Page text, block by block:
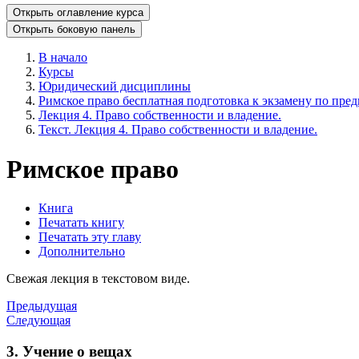
Открыть оглавление курса
Открыть боковую панель
В начало
Курсы
Юридический дисциплины
Римское право бесплатная подготовка к экзамену по
Лекция 4. Право собственности и владение.
Текст. Лекция 4. Право собственности и владение.
Римское право
Книга
Печатать книгу
Печатать эту главу
Дополнительно
Свежая лекция в текстовом виде.
Предыдущая
Следующая
3. Учение о вещах